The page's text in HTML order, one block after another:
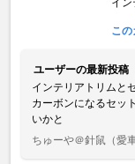
こ
ユーザーの最新投稿
インテリアトリムと
カーボンになるセッ
いかと
ちゅーや＠針鼠 （愛